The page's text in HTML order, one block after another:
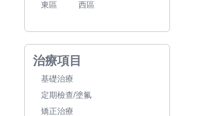
東區 西區
治療項目
基礎治療
定期檢查/塗氟
矯正治療